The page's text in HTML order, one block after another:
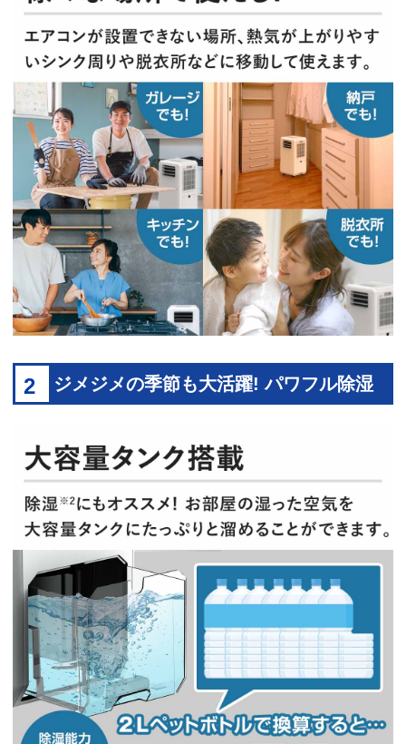
2 ジメジメの季節も大活躍! パワフル除湿